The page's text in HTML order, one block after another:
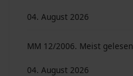
04. August 2026
MM 12/2006. Meist gelesen
04. August 2026